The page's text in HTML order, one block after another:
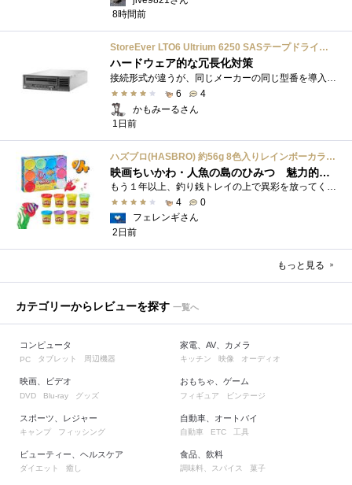
8時間前
StoreEver LTO6 Ultrium 6250 SASテープドライブ(内蔵型)
ハードウェア的な冗長化対策
接続形式が違うが、同じメーカーの同じ型番を導入しています。製品としてのレビューは下記の方で行っています。いざ使おうとしたときに故障�...
6
4
かもみーるさん
1日前
ハズブロ(HASBRO) 約56g 8色入りレインボーカラーのプレイ・ドー、新学期用品、2才以上のプリスクールの子供向け、子供向けのアート&クラフト 粘土 ねんど、こどもの日、子供の日プレゼント
映画ちいかわ・人魚の島のひみつ 魅力的なビラン：セイレーンを造ってみた
もう１年以上、釣り銭トレイの上で異彩を放ってくれたミャクミャクのマグネット 映画ちいかわ人魚の島のひみつを鑑賞後、素敵なビランのセイ...
4
0
フェレンギさん
2日前
もっと見る
カテゴリーからレビューを探す 一覧へ
コンピュータ
PC タブレット 周辺機器
映画、ビデオ
DVD Blu-ray グッズ
スポーツ、レジャー
キャンプ フィッシング
ビューティー、ヘルスケア
ダイエット 癒し
家電、AV、カメラ
キッチン 映像 オーディオ
おもちゃ、ゲーム
フィギュア ビンテージ
自動車、オートバイ
自動車 ETC 工具
食品、飲料
調味料、スパイス 菓子